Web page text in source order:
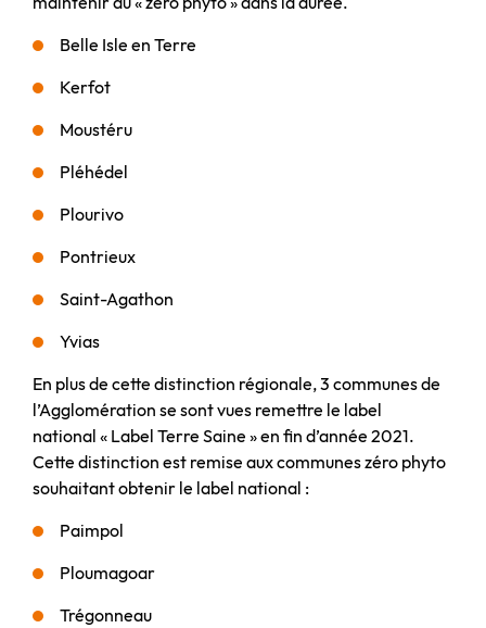
Belle Isle en Terre
Kerfot
Moustéru
Pléhédel
Plourivo
Pontrieux
Saint-Agathon
Yvias
En plus de cette distinction régionale, 3 communes de
l’Agglomération se sont vues remettre le label
national « Label Terre Saine » en fin d’année 2021.
Cette distinction est remise aux communes zéro phyto
souhaitant obtenir le label national :
Paimpol
Ploumagoar
Trégonneau